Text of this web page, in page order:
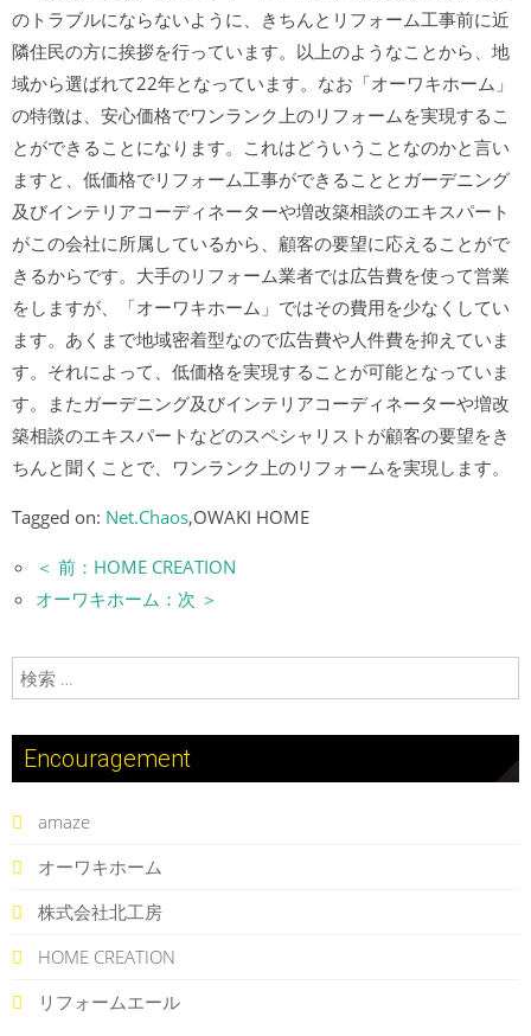
のトラブルにならないように、きちんとリフォーム工事前に近
隣住民の方に挨拶を行っています。以上のようなことから、地
域から選ばれて22年となっています。なお「オーワキホーム」
の特徴は、安心価格でワンランク上のリフォームを実現するこ
とができることになります。これはどういうことなのかと言い
ますと、低価格でリフォーム工事ができることとガーデニング
及びインテリアコーディネーターや増改築相談のエキスパート
がこの会社に所属しているから、顧客の要望に応えることがで
きるからです。大手のリフォーム業者では広告費を使って営業
をしますが、「オーワキホーム」ではその費用を少なくしてい
ます。あくまで地域密着型なので広告費や人件費を抑えていま
す。それによって、低価格を実現することが可能となっていま
す。またガーデニング及びインテリアコーディネーターや増改
築相談のエキスパートなどのスペシャリストが顧客の要望をき
ちんと聞くことで、ワンランク上のリフォームを実現します。
Tagged on: Net.Chaos,OWAKI HOME
＜ 前：HOME CREATION
オーワキホーム：次 ＞
検索:
Encouragement
amaze
オーワキホーム
株式会社北工房
HOME CREATION
リフォームエール